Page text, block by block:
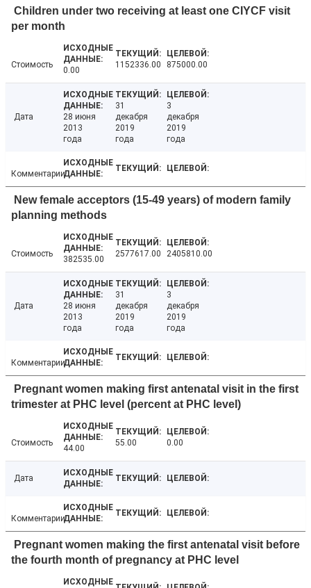
Children under two receiving at least one CIYCF visit
per month
Стоимость
0.00
1152336.00 875000.00
Дата
28 июня
2013
года
31
декабря
2019
года
3
декабря
2019
года
Комментарии
New female acceptors (15-49 years) of modern family
planning methods
Стоимость
382535.00
2577617.00 2405810.00
Дата
28 июня
2013
года
31
декабря
2019
года
3
декабря
2019
года
Комментарии
Pregnant women making first antenatal visit in the first
trimester at PHC level (percent at PHC level)
Стоимость
44.00
55.00 0.00
Дата
Комментарии
Pregnant women making the first antenatal visit before
the fourth month of pregnancy at PHC level